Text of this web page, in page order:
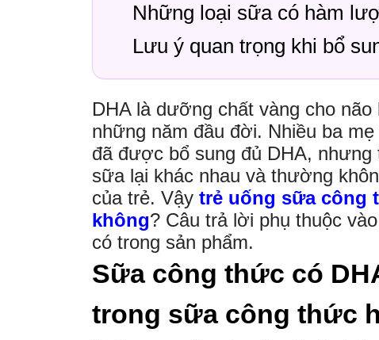
Những loại sữa có hàm
Lưu ý quan trọng khi bổ
DHA là dưỡng chất vàng cho
những năm đầu đời. Nhiều ba
đã được bổ sung đủ DHA,
sữa lại khác nhau và thường
của trẻ. Vậy trẻ uống sữa công
không? Câu trả lời phụ thuộc
có trong sản phẩm.
Sữa công thức có
trong sữa công thức